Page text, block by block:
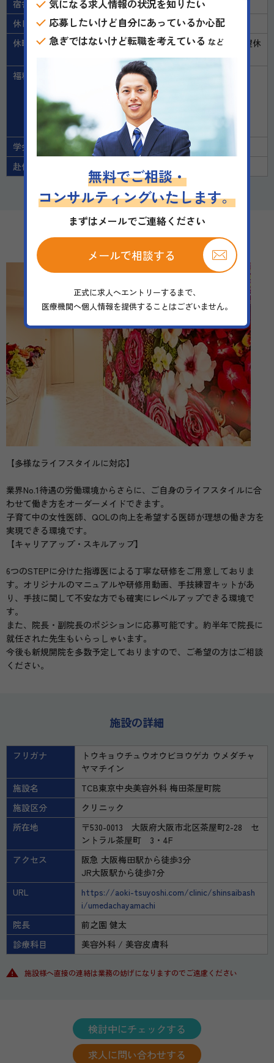
宿舎の提供
無し
休日
シフト制（週休二日（シフト制））
休暇
年末年始、年次有給休暇、産休・育休、希望休
福利厚生
交通費支給
社会保険完備
時短勤務要相談
インセンティブ制度（研修期間中から支給）
学会補助（規定あり）
学会出席
学会参加可能（出張扱い）
赴任手当
施設の特徴
【多様なライフスタイルに対応】
業界No.1待遇の労働環境からさらに、ご自身のライフスタイルに合
わせて働き方をオーダーメイドできます。
子育て中の女性医師、QOLの向上を希望する医師が理想の働き方を
実現できる環境です。
【キャリアアップ・スキルアップ】
6つのSTEPに分けた指導医による丁寧な研修をご用意しておりま
す。オリジナルのマニュアルや研修用動画、手技練習キットがあ
り、手技に関して不安な方でも確実にレベルアップできる環境で
す。
また、院長・副院長のポジションに応募可能です。約半年で院長に
就任された先生もいらっしゃいます。
今後も新規開院を多数予定しておりますので、ご希望の方はご相談
ください。
施設の詳細
フリガナ
トウキョウチュウオウビヨウゲカ ウメダチャ
ヤマチイン
施設名
TCB東京中央美容外科 梅田茶屋町院
施設区分
クリニック
所在地
〒530-0013 大阪府大阪市北区茶屋町2-28 セ
ントラル茶屋町 3・4F
アクセス
阪急 大阪梅田駅から徒歩3分
JR大阪駅から徒歩7分
URL
https://aoki-tsuyoshi.com/clinic/shinsaibash
i/umedachayamachi
院長
前之園 健太
診療科目
美容外科 美容皮膚科
施設様へ直接の連絡は業務の妨げになりますのでご遠慮ください
検討中にチェックする
求人に問い合わせする
気になる求人情報の状況を知りたい
応募したいけど自分にあっているか心配
急ぎではないけど転職を考えている など
無料でご相談・
コンサルティングいたします。
まずはメールでご連絡ください
メールで相談する
正式に求人へエントリーするまで、
医療機関へ個人情報を提供することはございません。